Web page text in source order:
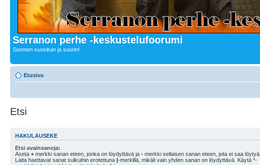
Serranon perhe -keskustelufoorumi
Suomen suosituin ja suurin!
Etusivu
Etsi
HAKULAUSEKE
Etsi avainsanoja:
Aseta + merkki sanan eteen, jonka on löydyttävä ja - merkki sellaisen sanan eteen, jota ei saa löytyä.
Laita haettavat sanat sulkuihin erotettuna |-merkillä, mikäli vain yhden sanan on löydyttävä. Käytä *-